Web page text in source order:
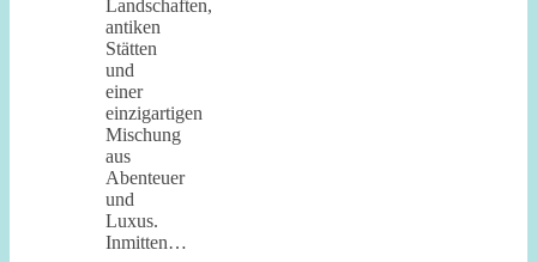
Landschaften,
antiken
Stätten
und
einer
einzigartigen
Mischung
aus
Abenteuer
und
Luxus.
Inmitten…